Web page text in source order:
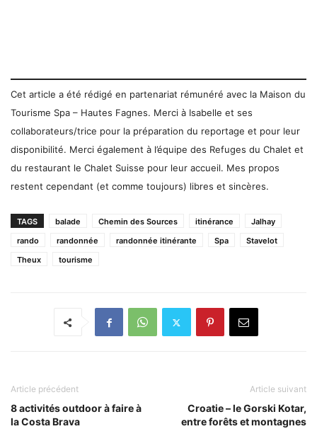
Cet article a été rédigé en partenariat rémunéré avec la Maison du
Tourisme Spa – Hautes Fagnes. Merci à Isabelle et ses
collaborateurs/trice pour la préparation du reportage et pour leur
disponibilité. Merci également à l’équipe des Refuges du Chalet et
du restaurant le Chalet Suisse pour leur accueil. Mes propos
restent cependant (et comme toujours) libres et sincères.
TAGS balade Chemin des Sources itinérance
Jalhay
rando
randonnée randonnée itinérante Spa
Stavelot
Theux
tourisme
Article précédent
8 activités outdoor à faire à
la Costa Brava
Article suivant
Croatie – le Gorski Kotar,
entre forêts et montagnes